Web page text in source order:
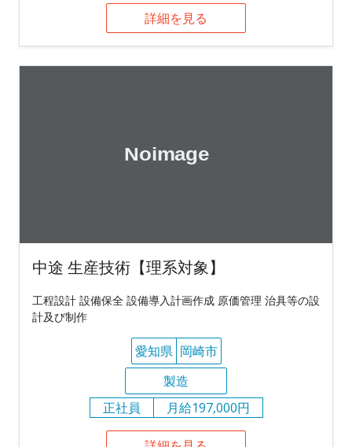
詳細を見る
中途 生産技術【理系対象】
工程設計 設備保全 設備導入計画作成 原価管理 治具等の設
計及び制作
愛知県 岡崎市
製造
正社員
月給197,000円